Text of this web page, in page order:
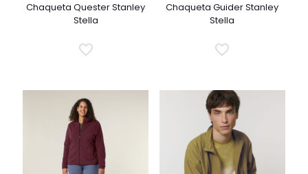
Chaqueta Quester Stanley
Stella
Chaqueta Guider Stanley
Stella